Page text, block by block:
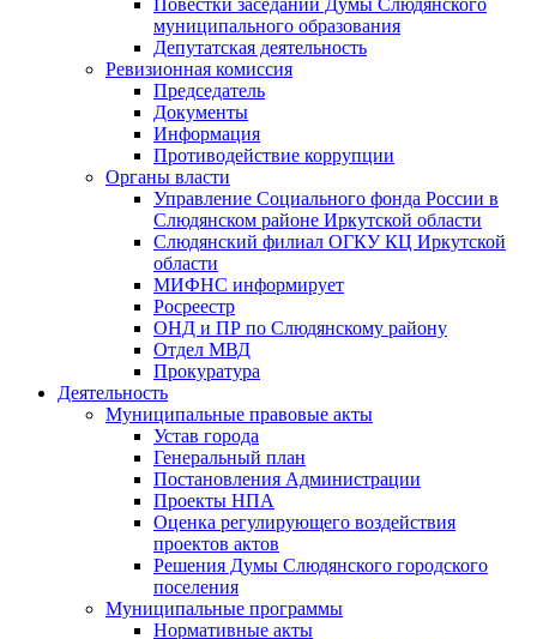
Повестки заседаний Думы Слюдянского
муниципального образования
Депутатская деятельность
Ревизионная комиссия
Председатель
Документы
Информация
Противодействие коррупции
Органы власти
Управление Социального фонда России в
Слюдянском районе Иркутской области
Слюдянский филиал ОГКУ КЦ Иркутской
области
МИФНС информирует
Росреестр
ОНД и ПР по Слюдянскому району
Отдел МВД
Прокуратура
Деятельность
Муниципальные правовые акты
Устав города
Генеральный план
Постановления Администрации
Проекты НПА
Оценка регулирующего воздействия
проектов актов
Решения Думы Слюдянского городского
поселения
Муниципальные программы
Нормативные акты